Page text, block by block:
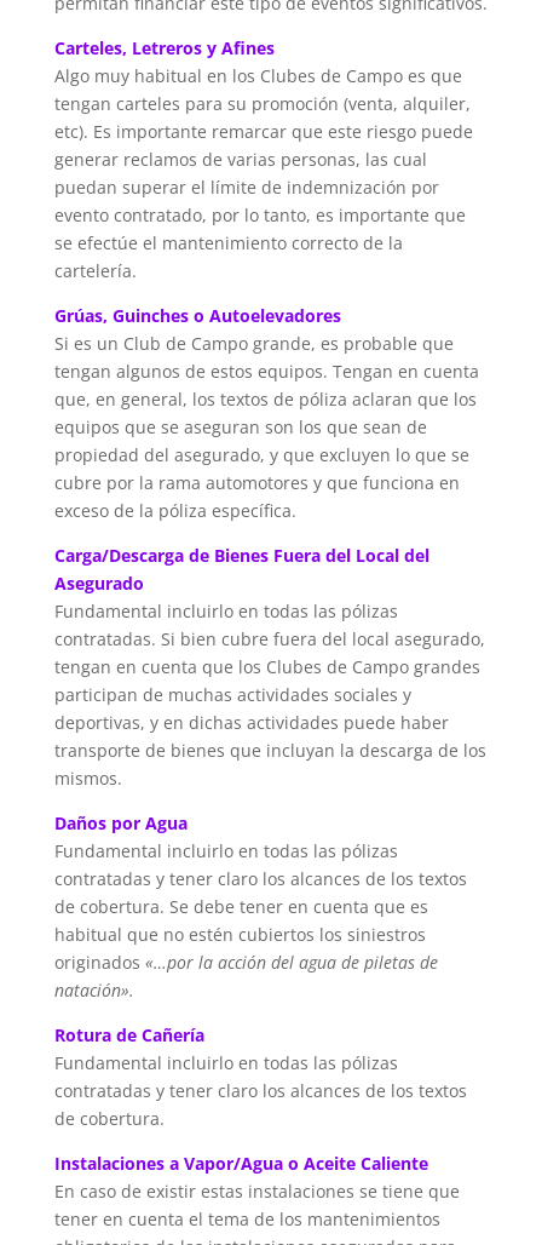
Carteles, Letreros y Afines
Algo muy habitual en los Clubes de Campo es que
tengan carteles para su promoción (venta, alquiler,
etc). Es importante remarcar que este riesgo puede
generar reclamos de varias personas, las cual
puedan superar el límite de indemnización por
evento contratado, por lo tanto, es importante que
se efectúe el mantenimiento correcto de la
cartelería.
Grúas, Guinches o Autoelevadores
Si es un Club de Campo grande, es probable que
tengan algunos de estos equipos. Tengan en cuenta
que, en general, los textos de póliza aclaran que los
equipos que se aseguran son los que sean de
propiedad del asegurado, y que excluyen lo que se
cubre por la rama automotores y que funciona en
exceso de la póliza específica.
Carga/Descarga de Bienes Fuera del Local del
Asegurado
Fundamental incluirlo en todas las pólizas
contratadas. Si bien cubre fuera del local asegurado,
tengan en cuenta que los Clubes de Campo grandes
participan de muchas actividades sociales y
deportivas, y en dichas actividades puede haber
transporte de bienes que incluyan la descarga de los
mismos.
Daños por Agua
Fundamental incluirlo en todas las pólizas
contratadas y tener claro los alcances de los textos
de cobertura. Se debe tener en cuenta que es
habitual que no estén cubiertos los siniestros
originados «…por la acción del agua de piletas de
natación».
Rotura de Cañería
Fundamental incluirlo en todas las pólizas
contratadas y tener claro los alcances de los textos
de cobertura.
Instalaciones a Vapor/Agua o Aceite Caliente
En caso de existir estas instalaciones se tiene que
tener en cuenta el tema de los mantenimientos